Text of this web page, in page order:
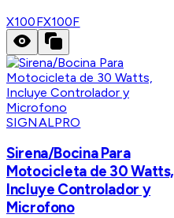
X100FX100F
SIGNALPRO
Sirena/Bocina Para
Motocicleta de 30 Watts,
Incluye Controlador y
Microfono